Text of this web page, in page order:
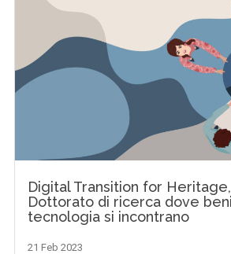
Digital Transition for
Dottorato di ricerca dove
tecnologia si incontrano
21 Feb 2023